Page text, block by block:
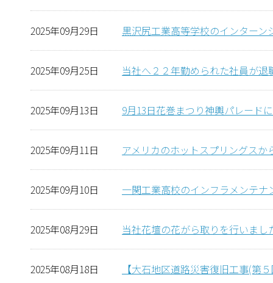
2025年09月29日 黒沢尻工業高等学校のインター
2025年09月25日 当社へ２２年勤められた社員が退
2025年09月13日 9月13日花巻まつり神輿パレード
2025年09月11日 アメリカのホットスプリングス
2025年09月10日 一関工業高校のインフラメンテ
2025年08月29日 当社花壇の花がら取りを行いまし
2025年08月18日 【大石地区道路災害復旧工事(第